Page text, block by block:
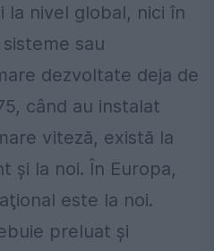
la nivel global, nici în
sau
dezvoltate deja de
când au instalat
viteză, există la
şi la noi. În Europa,
este la noi.
preluat şi